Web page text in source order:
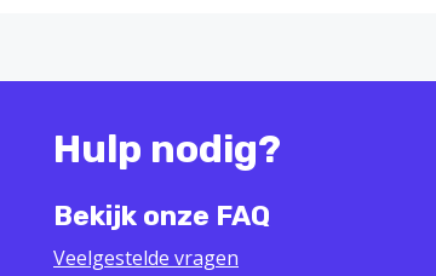
Hulp nodig?
Bekijk onze FAQ
Veelgestelde vragen